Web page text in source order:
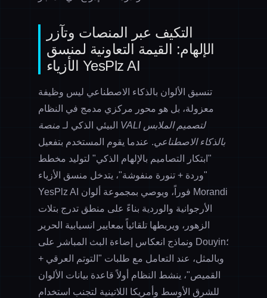
التكيف عبر المنصات وتآزر
الإلهام: القيمة التعاونية لمنسق
الأزياء YesPlz AI
تنسيق الألوان بالذكاء الاصطناعي ليس وظيفة
معزولة، بل هو محور مركزي مدمج في النظام
البيئي الذكي لـ منصة VALI لتصميم الملابس
بالذكاء الاصطناعي. عندما يقوم المستخدم بتفعيل
"ابتكار التصاميم بالإلهام الذكي" لتوليد مخطط
"وردة + تنورة منفوشة"، يتدخل منسق الأزياء
YesPlz AI
الأرجوانية والوردية بناءً على منطق تدرج بتلات
الزهور، ويربطها تلقائياً بمعايير انسيابية الحرير
ونماذج انعكاس إضاءة البث المباشر على Douyin؛
وبالمثل، عند التعامل مع طلبات "التوتم العرقي +
القميص"، ينشط النظام أولاً قاعدة بيانات الألوان
للشرق الأوسط وأمريكا اللاتينية لتجنب استخدام